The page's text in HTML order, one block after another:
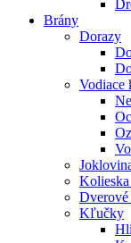
Brány
Dorazy
Vodiace
Kolieska
Dverové
Kľučky